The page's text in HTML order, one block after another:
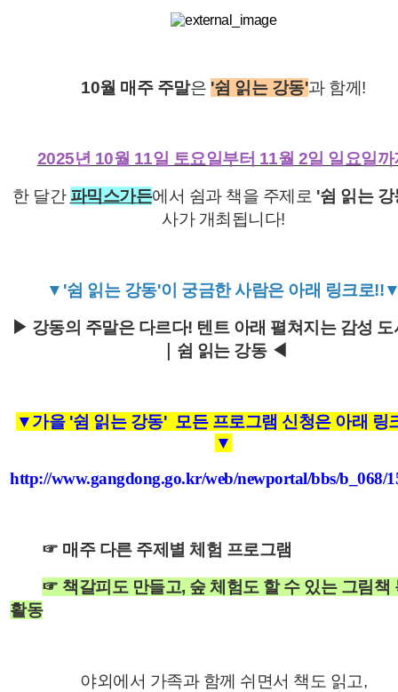
10월 매주 주말은 '쉼 읽는 강동'과 함께!
2025년 10월 11일 토요일부터 11월 2일 일요일까
한 달간 파믹스가든에서 쉼과 책을 주제로 '쉼 읽는 강
사가 개최됩니다!
▼'쉼 읽는 강동'이 궁금한 사람은 아래 링크로
▶ 강동의 주말은 다르다! 텐트 아래 펼쳐지는 감성 도
｜쉼 읽는 강동◀
▼가을 '쉼 읽는 강동' 모든 프로그램 신청은 아래 링
▼
http://www.gangdong.go.kr/web/newportal/bbs/b_068/
☞ 매주 다른 주제별 체험 프로그램
☞ 책갈피도 만들고, 숲 체험도 할 수 있는 그림책
활동
야외에서 가족과 함께 쉬면서 책도 읽고,